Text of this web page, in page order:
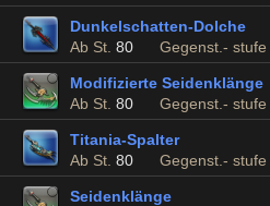
Dunkelschatten-Dolche
Ab St. 80 Gegenst.- stufe
Modifizierte Seidenklänge
Ab St. 80 Gegenst.- stufe
Titania-Spalter
Ab St. 80 Gegenst.- stufe
Seidenklänge